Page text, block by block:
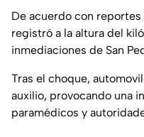
De acuerdo con
registró a la altura del
inmediaciones de San
Tras el choque,
auxilio, provocando una
paramédicos y